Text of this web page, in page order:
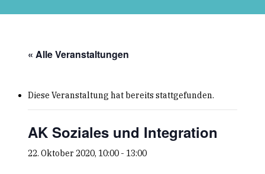
« Alle Veranstaltungen
Diese Veranstaltung hat bereits stattgefunden.
AK Soziales und Integration
22. Oktober 2020, 10:00- 13:00